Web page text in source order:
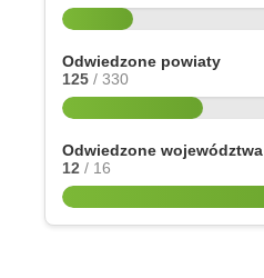
Odwiedzone powiaty
125 / 330
Odwiedzone województwa
12 / 16